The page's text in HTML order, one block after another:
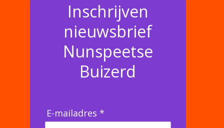
Inschrijven
nieuwsbrief
Nunspeetse
Buizerd
E-mailadres *